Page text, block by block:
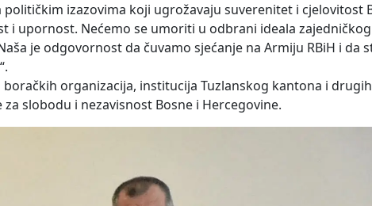
izazovima koji ugrožavaju suverenitet i cjelovitost
i upornost. Nećemo se umoriti u odbrani ideala
je odgovornost da čuvamo sjećanje na Armiju RBiH i da
organizacija, institucija Tuzlanskog kantona i
slobodu i nezavisnost Bosne i Hercegovine.